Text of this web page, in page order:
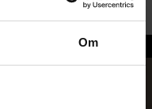
Om